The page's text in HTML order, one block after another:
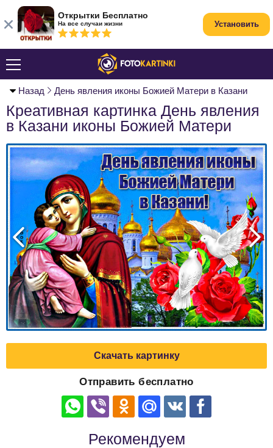
Назад День явления иконы Божией Матери в Казани
Креативная картинка День явления
в Казани иконы Божией Матери
Скачать картинку
Отправить бесплатно
Рекомендуем
Открытки Бесплатно
На все случаи жизни Установить